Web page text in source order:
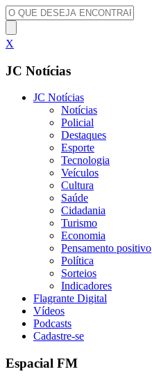
X
JC Notícias
JC Notícias
Notícias
Policial
Destaques
Esporte
Tecnologia
Veículos
Cultura
Saúde
Cidadania
Turismo
Economia
Pensamento positivo
Política
Sorteios
Indicadores
Flagrante Digital
Vídeos
Podcasts
Cadastre-se
Espacial FM